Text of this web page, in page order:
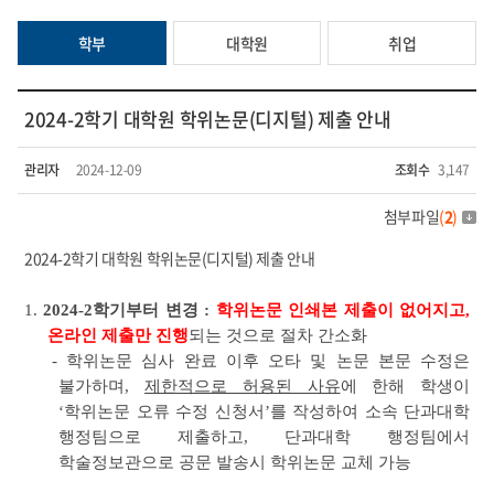
학부 대학원 취업
2024-2학기 대학원 학위논문(디지털) 제출 안내
관리자 2024-12-09 조회수 3,147
첨부파일(2)
2024-2학기 대학원 학위논문(디지털) 제출 안내
1.2024-2학기부터 변경 : 학위논문 인쇄본 제출이 없어지고,
온라인 제출만 진행되는 것으로 절차 간소화
- 학위논문 심사 완료 이후 오타 및 논문 본문 수정은
불가하며,제한적으로 허용된 사유에 한해 학생이
‘학위논문 오류 수정 신청서’를 작성하여 소속 단과대학
행정팀으로 제출하고, 단과대학 행정팀에서
학술정보관으로 공문 발송시 학위논문 교체 가능